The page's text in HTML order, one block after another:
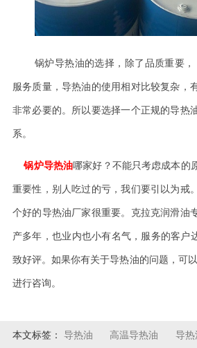
锅炉导热油的选择，除了品质重要，
服务质量，导热油的使用相对比较复杂，
非常必要的。所以要选择一个正规的导热
系。
锅炉导热油哪家好？不能只考虑成本的
重要性，别人吃过的亏，我们要引以为戒
个好的导热油厂家很重要。克拉克润滑油
产多年，也业内也小有名气，服务的客户
致好评。如果你有关于导热油的问题，可
进行咨询。
本文标签： 导热油 高温导热油 导热